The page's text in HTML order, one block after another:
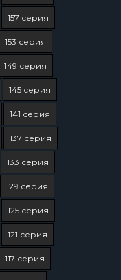
157 серия
153 серия
149 серия
145 серия
141 серия
137 серия
133 серия
129 серия
125 серия
121 серия
117 серия